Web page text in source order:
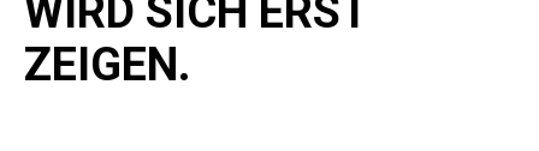
WIRD SICH ERST
ZEIGEN.